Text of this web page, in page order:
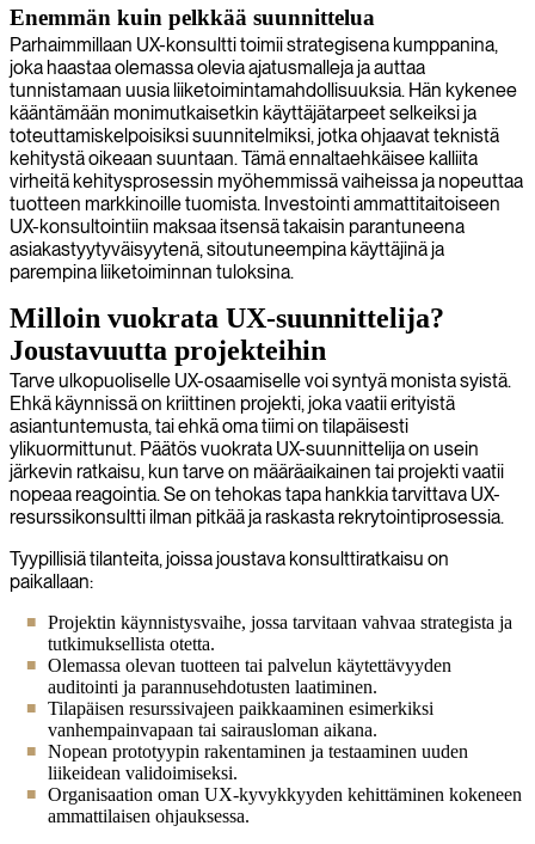
Enemmän kuin pelkkää suunnittelua
Parhaimmillaan UX-konsultti toimii strategisena kumppanina,
joka haastaa olemassa olevia ajatusmalleja ja auttaa
tunnistamaan uusia liiketoimintamahdollisuuksia. Hän kykenee
kääntämään monimutkaisetkin käyttäjätarpeet selkeiksi ja
toteuttamiskelpoisiksi suunnitelmiksi, jotka ohjaavat teknistä
kehitystä oikeaan suuntaan. Tämä ennaltaehkäisee kalliita
virheitä kehitysprosessin myöhemmissä vaiheissa ja nopeuttaa
tuotteen markkinoille tuomista. Investointi ammattitaitoiseen
UX-konsultointiin maksaa itsensä takaisin parantuneena
asiakastyytyväisyytenä, sitoutuneempina käyttäjinä ja
parempina liiketoiminnan tuloksina.
Milloin vuokrata UX-suunnittelija?
Joustavuutta projekteihin
Tarve ulkopuoliselle UX-osaamiselle voi syntyä monista syistä.
Ehkä käynnissä on kriittinen projekti, joka vaatii erityistä
asiantuntemusta, tai ehkä oma tiimi on tilapäisesti
ylikuormittunut. Päätös vuokrata UX-suunnittelija on usein
järkevin ratkaisu, kun tarve on määräaikainen tai projekti vaatii
nopeaa reagointia. Se on tehokas tapa hankkia tarvittava UX-
resurssikonsultti ilman pitkää ja raskasta rekrytointiprosessia.
Tyypillisiä tilanteita, joissa joustava konsulttiratkaisu on
paikallaan:
Projektin käynnistysvaihe, jossa tarvitaan vahvaa strategista ja
tutkimuksellista otetta.
Olemassa olevan tuotteen tai palvelun käytettävyyden
auditointi ja parannusehdotusten laatiminen.
Tilapäisen resurssivajeen paikkaaminen esimerkiksi
vanhempainvapaan tai sairausloman aikana.
Nopean prototyypin rakentaminen ja testaaminen uuden
liikeidean validoimiseksi.
Organisaation oman UX-kyvykkyyden kehittäminen kokeneen
ammattilaisen ohjauksessa.